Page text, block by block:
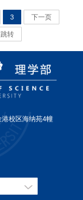
3 下一页
跳转
港校区海纳苑4幢